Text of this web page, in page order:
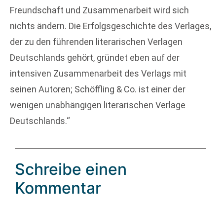
Freundschaft und Zusammenarbeit wird sich
nichts ändern. Die Erfolgsgeschichte des Verlages,
der zu den führenden literarischen Verlagen
Deutschlands gehört, gründet eben auf der
intensiven Zusammenarbeit des Verlags mit
seinen Autoren; Schöffling & Co. ist einer der
wenigen unabhängigen literarischen Verlage
Deutschlands.“
Schreibe einen
Kommentar